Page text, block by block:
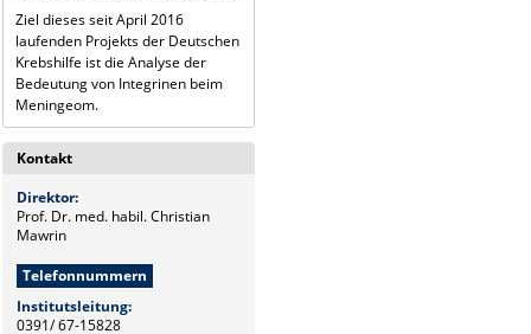
Ziel dieses seit April 2016
laufenden Projekts der Deutschen
Krebshilfe ist die Analyse der
Bedeutung von Integrinen beim
Meningeom.
Kontakt
Direktor:
Prof. Dr. med. habil. Christian
Mawrin
Telefonnummern
Institutsleitung:
0391/ 67-15828